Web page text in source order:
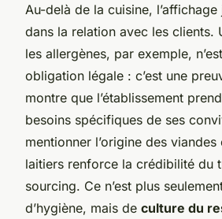
Au-delà de la cuisine,
dans la relation avec les clients.
les allergènes, par exemple,
obligation légale : c’est une
montre que l’établissement
besoins spécifiques de ses
mentionner l’origine des
laitiers renforce la crédibilité du
sourcing. Ce n’est plus
d’hygiène, mais de culture du